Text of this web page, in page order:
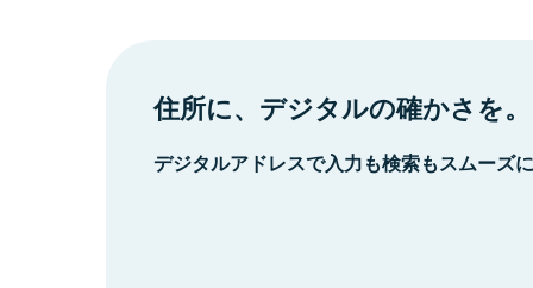
住所に、デジタルの確かさを。
デジタルアドレスで入力も検索もスムーズ